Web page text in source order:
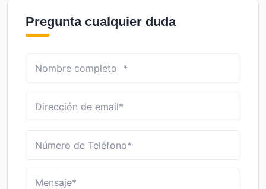
Pregunta cualquier duda